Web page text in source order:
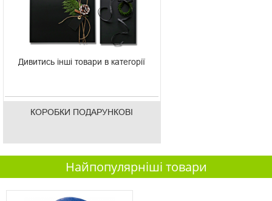
Дивитись інші товари в категорії
КОРОБКИ ПОДАРУНКОВІ
Найпопулярніші товари